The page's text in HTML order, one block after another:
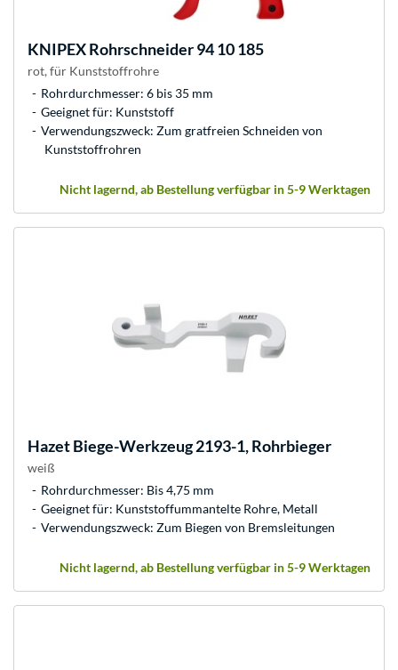
KNIPEXRohrschneider 94 10 185
rot, für Kunststoffrohre
Rohrdurchmesser: 6 bis 35 mm
Geeignet für: Kunststoff
Verwendungszweck: Zum gratfreien Schneiden von
Kunststoffrohren
Nicht lagernd, ab Bestellung verfügbar in 5-9 Werktagen
HazetBiege-Werkzeug 2193-1, Rohrbieger
weiß
Rohrdurchmesser: Bis 4,75 mm
Geeignet für: Kunststoffummantelte Rohre, Metall
Verwendungszweck: Zum Biegen von Bremsleitungen
Nicht lagernd, ab Bestellung verfügbar in 5-9 Werktagen